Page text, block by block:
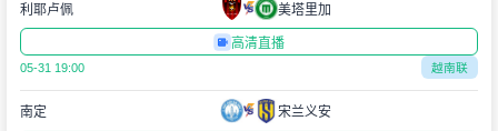
利耶卢佩 美塔里加
高清直播
05-31 19:00 越南联
南定 宋兰义安